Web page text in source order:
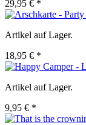
29,95 € *
Artikel auf Lager.
18,95 € *
Artikel auf Lager.
9,95 € *